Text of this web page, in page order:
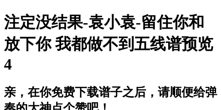
注定没结果-袁小袁-留住你和
放下你 我都做不到五线谱预览
4
亲，在你免费下载谱子之后，请顺便给弹